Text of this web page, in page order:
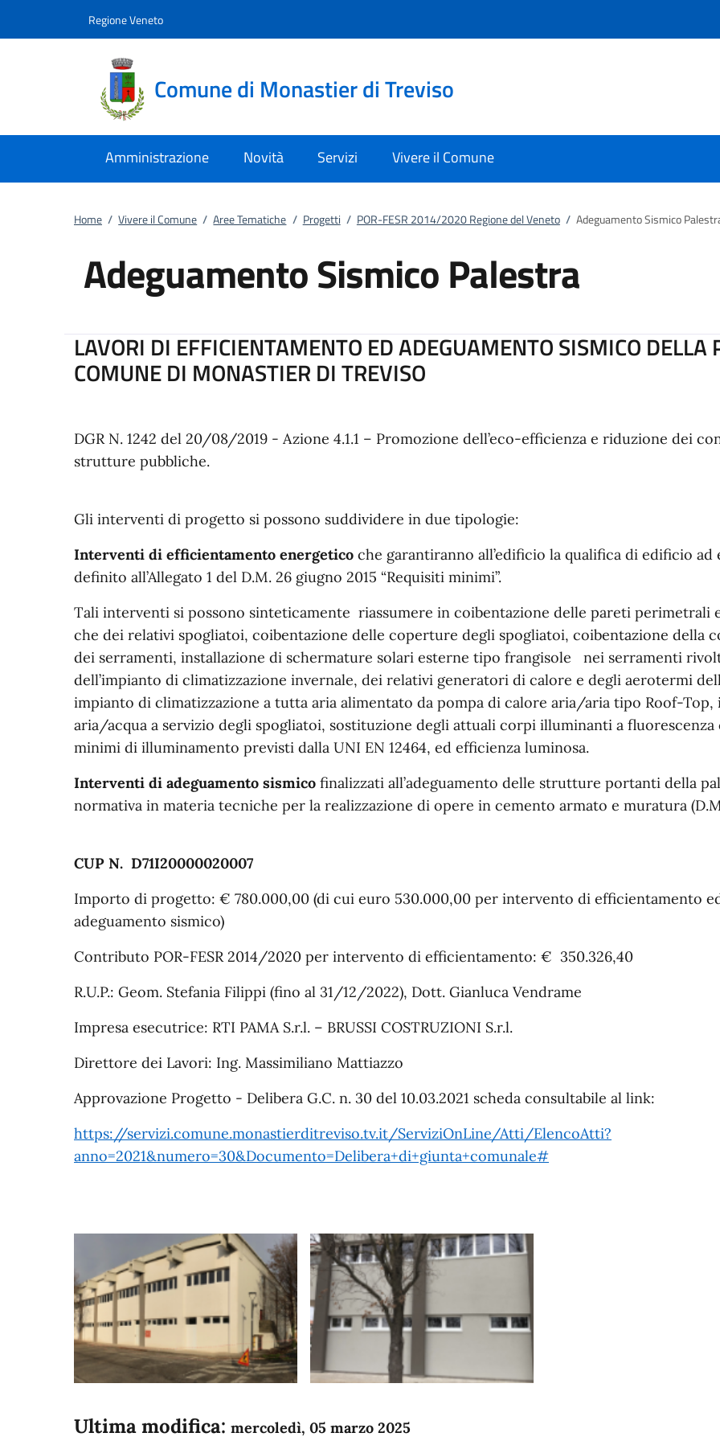
Regione Veneto
Comune di Monastier di Treviso
Amministrazione Novità Servizi Vivere il Comune
Home / Vivere il Comune / Aree Tematiche / Progetti / POR-FESR 2014/2020 Regione del Veneto / Adeguamento Sismico
Adeguamento Sismico Palestra
LAVORI DI EFFICIENTAMENTO ED ADEGUAMENTO SISMICO DELLA
COMUNE DI MONASTIER DI TREVISO
DGR N. 1242 del 20/08/2019 - Azione 4.1.1 – Promozione dell’eco-efficienza e riduzione dei
strutture pubbliche.
Gli interventi di progetto si possono suddividere in due tipologie:
Interventi di efficientamento energetico che garantiranno all’edificio la qualifica di edificio ad
definito all’Allegato 1 del D.M. 26 giugno 2015 “Requisiti minimi”.
Tali interventi si possono sinteticamente riassumere in coibentazione delle pareti perimetrali
che dei relativi spogliatoi, coibentazione delle coperture degli spogliatoi, coibentazione della
dei serramenti, installazione di schermature solari esterne tipo frangisole nei serramenti
dell’impianto di climatizzazione invernale, dei relativi generatori di calore e degli aerotermi
impianto di climatizzazione a tutta aria alimentato da pompa di calore aria/aria tipo Roof-
aria/acqua a servizio degli spogliatoi, sostituzione degli attuali corpi illuminanti a
minimi di illuminamento previsti dalla UNI EN 12464, ed efficienza luminosa.
Interventi di adeguamento sismico finalizzati all’adeguamento delle strutture portanti della
normativa in materia tecniche per la realizzazione di opere in cemento armato e muratura
CUP N. D71I20000020007
Importo di progetto: € 780.000,00 (di cui euro 530.000,00 per intervento di efficientamento
adeguamento sismico)
Contributo POR-FESR 2014/2020 per intervento di efficientamento: € 350.326,40
R.U.P.: Geom. Stefania Filippi (fino al 31/12/2022), Dott. Gianluca Vendrame
Impresa esecutrice: RTI PAMA S.r.l. – BRUSSI COSTRUZIONI S.r.l.
Direttore dei Lavori: Ing. Massimiliano Mattiazzo
Approvazione Progetto - Delibera G.C. n. 30 del 10.03.2021 scheda consultabile al link:
https://servizi.comune.monastierditreviso.tv.it/ServiziOnLine/Atti/ElencoAtti?
anno=2021&numero=30&Documento=Delibera+di+giunta+comunale#
Ultima modifica: mercoledì, 05 marzo 2025